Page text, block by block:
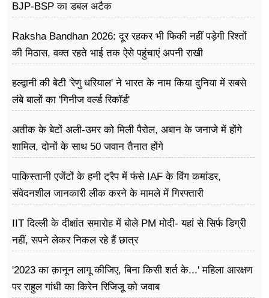
BJP-BSP का डबल अटैक
Raksha Bandhan 2026: दूर रहकर भी फिकी नहीं पड़ेगी रिश्तों
की मिठास, वक्त रहते भाई तक ऐसे पहुंचाएं अपनी राखी
हल्द्वानी की बेटी 'रेणु धरियाल' ने भारत के नाम किया दुनिया में सबसे
लंबे बालों का 'गिनीज वर्ल्ड रिकॉर्ड'
अतीक के बेटों अली-उमर को मिली पैरोल, अबान के जनाजे में होंगे
शामिल, दोनों के साथ 50 जवान तैनात होंगे
पाकिस्तानी एजेंटों के हनी ट्रैप में फंसे IAF के विंग कमांडर,
संवेदनशील जानकारी लीक करने के मामले में गिरफ्तारी
IIT दिल्ली के दीक्षांत समारोह में बोले PM मोदी- यहां से सिर्फ डिग्री
नहीं, सपने लेकर निकल रहे हैं छात्र
'2023 का क़ानून लागू कीजिए, बिना किसी शर्त के...' महिला आरक्षण
पर राहुल गांधी का किरेन रिजिजू को जवाब